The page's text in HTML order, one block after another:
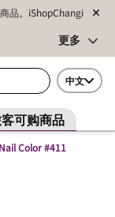
品。iShopChangi
更多
中文
可购商品
Color #411